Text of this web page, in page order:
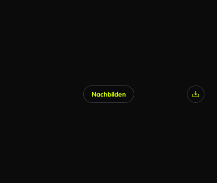
Nachbilden